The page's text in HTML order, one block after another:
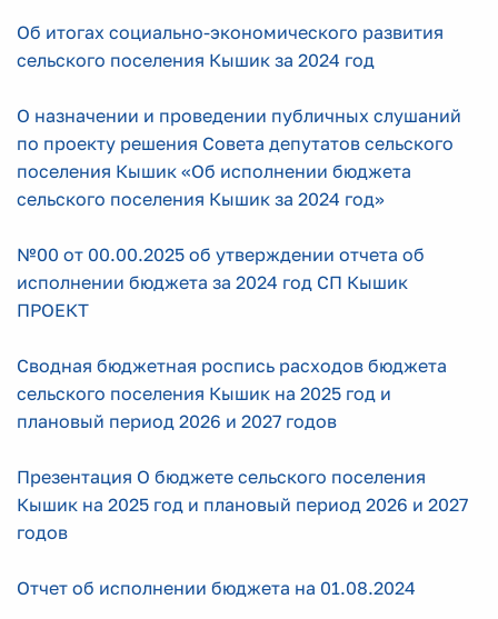
Об итогах социально-экономического развития
сельского поселения Кышик за 2024 год
О назначении и проведении публичных слушаний
по проекту решения Совета депутатов сельского
поселения Кышик «Об исполнении бюджета
сельского поселения Кышик за 2024 год»
№00 от 00.00.2025 об утверждении отчета об
исполнении бюджета за 2024 год СП Кышик
ПРОЕКТ
Сводная бюджетная роспись расходов бюджета
сельского поселения Кышик на 2025 год и
плановый период 2026 и 2027 годов
Презентация О бюджете сельского поселения
Кышик на 2025 год и плановый период 2026 и 2027
годов
Отчет об исполнении бюджета на 01.08.2024